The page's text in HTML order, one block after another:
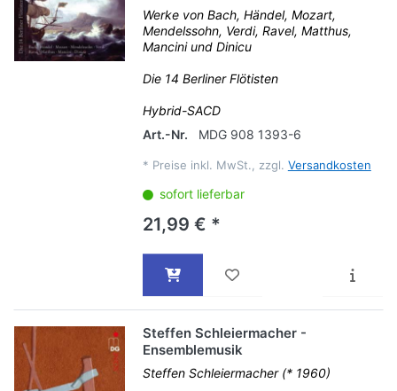
Werke von Bach, Händel, Mozart,
Mendelssohn, Verdi, Ravel, Matthus,
Mancini und Dinicu
Die 14 Berliner Flötisten
Hybrid-SACD
Art.-Nr.
MDG 908 1393-6
* Preise inkl. MwSt., zzgl. Versandkosten
sofort lieferbar
21,99 € *
Steffen Schleiermacher -
Ensemblemusik
Steffen Schleiermacher (* 1960)